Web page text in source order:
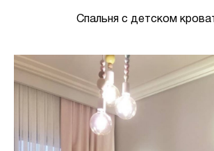
Спальня с детском